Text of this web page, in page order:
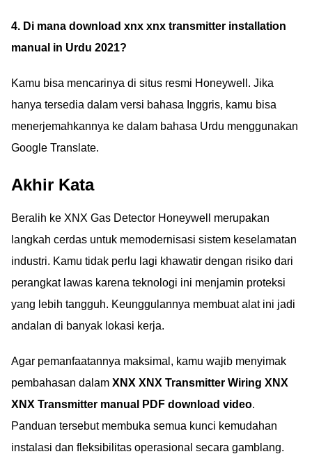
4. Di mana download xnx xnx transmitter installation
manual in Urdu 2021?
Kamu bisa mencarinya di situs resmi Honeywell. Jika
hanya tersedia dalam versi bahasa Inggris, kamu bisa
menerjemahkannya ke dalam bahasa Urdu menggunakan
Google Translate.
Akhir Kata
Beralih ke XNX Gas Detector Honeywell merupakan
langkah cerdas untuk memodernisasi sistem keselamatan
industri. Kamu tidak perlu lagi khawatir dengan risiko dari
perangkat lawas karena teknologi ini menjamin proteksi
yang lebih tangguh. Keunggulannya membuat alat ini jadi
andalan di banyak lokasi kerja.
Agar pemanfaatannya maksimal, kamu wajib menyimak
pembahasan dalam XNX XNX Transmitter Wiring XNX
XNX Transmitter manual PDF download video.
Panduan tersebut membuka semua kunci kemudahan
instalasi dan fleksibilitas operasional secara gamblang.